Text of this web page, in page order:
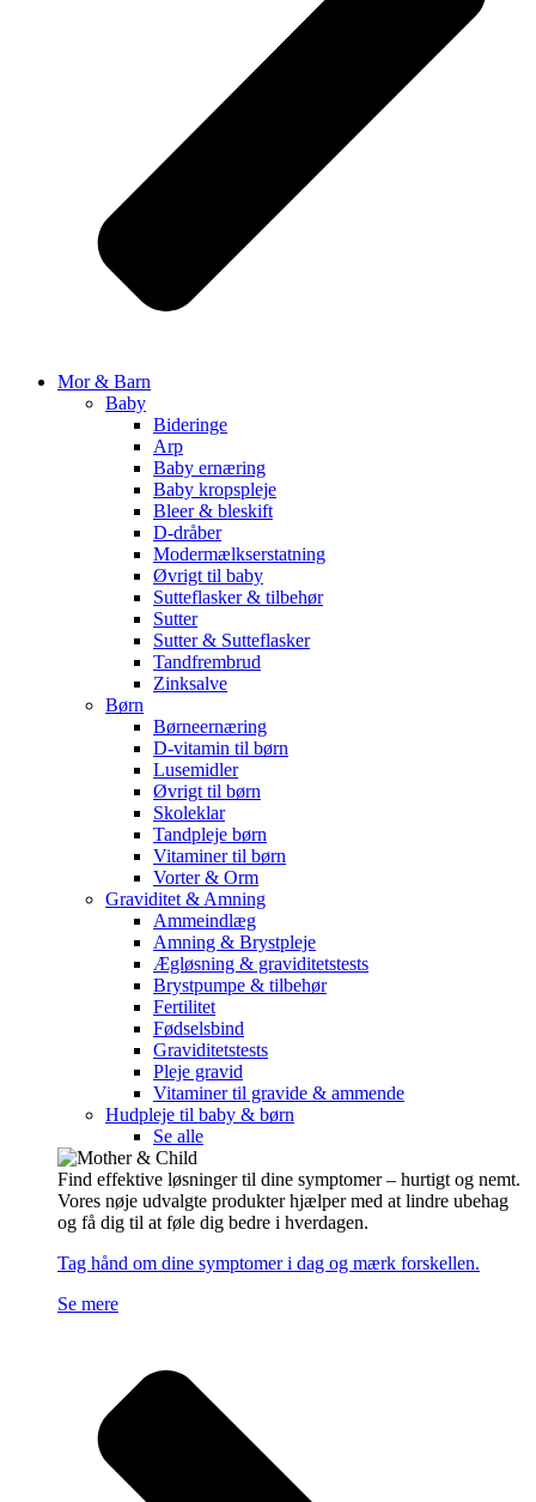
Mor & Barn
Baby
Bideringe
Arp
Baby ernæring
Baby kropspleje
Bleer & bleskift
D-dråber
Modermælkserstatning
Øvrigt til baby
Sutteflasker & tilbehør
Sutter
Sutter & Sutteflasker
Tandfrembrud
Zinksalve
Børn
Børneernæring
D-vitamin til børn
Lusemidler
Øvrigt til børn
Skoleklar
Tandpleje børn
Vitaminer til børn
Vorter & Orm
Graviditet & Amning
Ammeindlæg
Amning & Brystpleje
Ægløsning & graviditetstests
Brystpumpe & tilbehør
Fertilitet
Fødselsbind
Graviditetstests
Pleje gravid
Vitaminer til gravide & ammende
Hudpleje til baby & børn
Se alle
Find effektive løsninger til dine symptomer – hurtigt og nemt.
Vores nøje udvalgte produkter hjælper med at lindre ubehag
og få dig til at føle dig bedre i hverdagen.
Tag hånd om dine symptomer i dag og mærk forskellen.
Se mere